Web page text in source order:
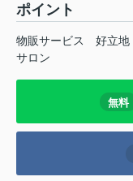
ポイント
物販サービス 好立地
サロン
無料